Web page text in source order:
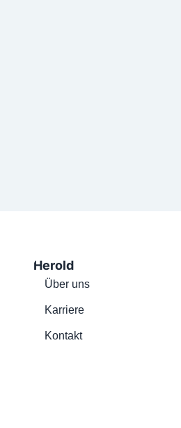
Herold
Über uns
Karriere
Kontakt